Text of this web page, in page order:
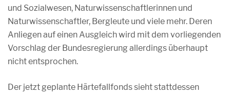
und Sozialwesen, Naturwissenschaftlerinnen und
Naturwissenschaftler, Bergleute und viele mehr. Deren
Anliegen auf einen Ausgleich wird mit dem vorliegenden
Vorschlag der Bundesregierung allerdings überhaupt
nicht entsprochen.
Der jetzt geplante Härtefallfonds sieht stattdessen